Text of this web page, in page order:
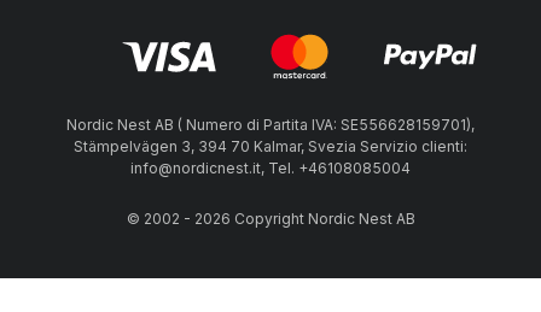
Nordic Nest AB ( Numero di Partita IVA: SE556628159701),
Stämpelvägen 3, 394 70 Kalmar, Svezia Servizio clienti:
info@nordicnest.it, Tel. +46108085004
© 2002 - 2026 Copyright Nordic Nest AB